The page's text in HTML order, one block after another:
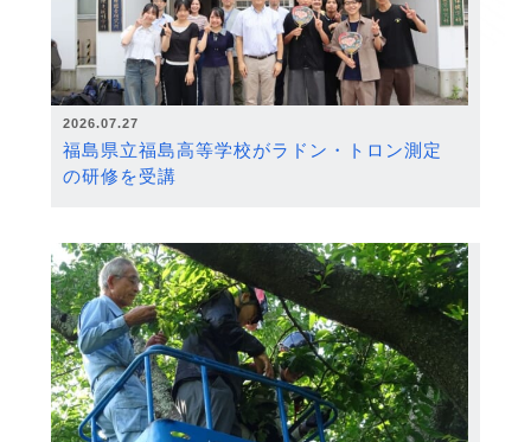
2026.07.27
福島県立福島高等学校がラドン・トロン測定
の研修を受講